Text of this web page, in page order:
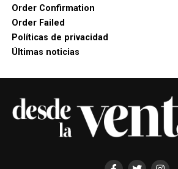
Order Confirmation
Order Failed
Políticas de privacidad
Últimas noticias